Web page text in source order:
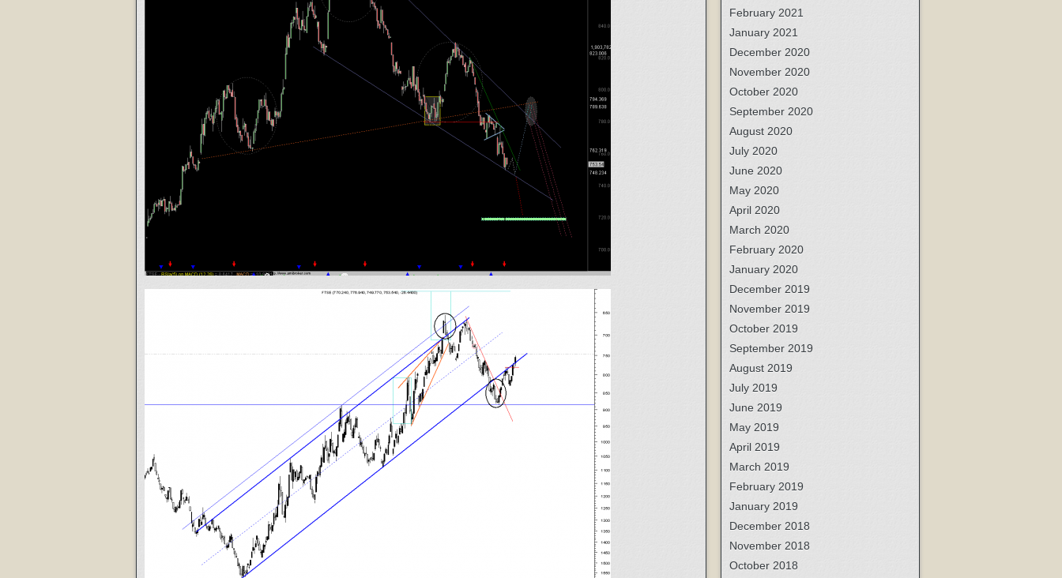
February 2021
January 2021
December 2020
November 2020
October 2020
September 2020
August 2020
July 2020
June 2020
May 2020
April 2020
March 2020
February 2020
January 2020
December 2019
November 2019
October 2019
September 2019
August 2019
July 2019
June 2019
May 2019
April 2019
March 2019
February 2019
January 2019
December 2018
November 2018
October 2018